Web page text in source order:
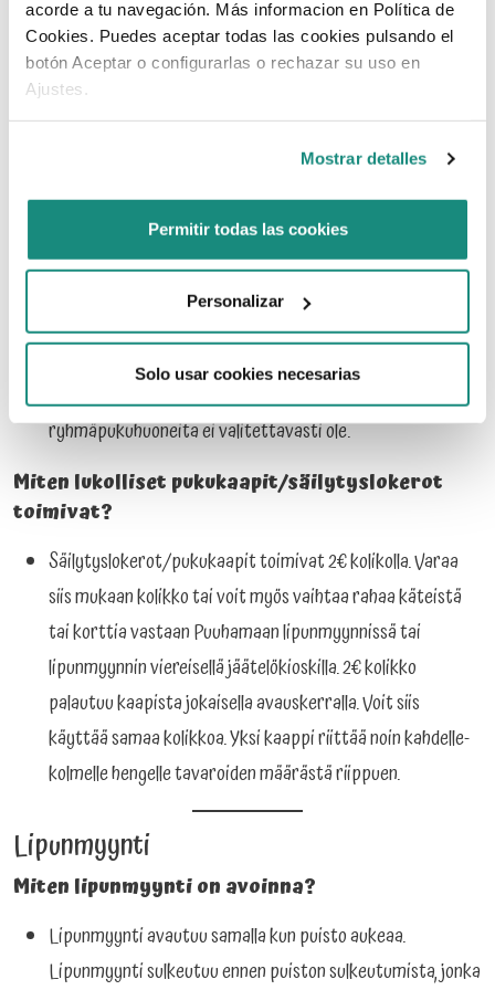
acorde a tu navegación. Más informacion en Política de
Cookies. Puedes aceptar todas las cookies pulsando el
botón Aceptar o configurarlas o rechazar su uso en
Ajustes.
Mostrar detalles
Permitir todas las cookies
Personalizar
Solo usar cookies necesarias
ja bakteerit hengitysilmaan ja leviää saunan lauteille ja
seinille. Tämän vuoksi myös uima-asun pitäminen kädessä
saunassa on epähygieenistä.
Saako lastenvaunuja tai vetokärryjä tuoda
Lastenvaunuja ja -rattaita ja vetokärryjä voi tuoda
vesipuistoon.
Minkälaiset pukuhuoneet Puuhamaassa on?
Puuhamaan vesipuistosta löytyy kaksi pukuhuonetta.
Toinen naisille ja toinen miehille. Erillisiä
ryhmäpukuhuoneita ei valitettavasti ole.
Miten lukolliset pukukaapit/säilytyslokerot
toimivat?
Säilytyslokerot/pukukaapit toimivat 2€ kolikolla. Varaa
siis mukaan kolikko tai voit myös vaihtaa rahaa käteistä
tai korttia vastaan Puuhamaan lipunmyynnissä tai
lipunmyynnin viereisellä jäätelökioskilla. 2€ kolikko
palautuu kaapista jokaisella avauskerralla. Voit siis
käyttää samaa kolikkoa. Yksi kaappi riittää noin kahdelle-
kolmelle hengelle tavaroiden määrästä riippuen.
Lipunmyynti
Miten lipunmyynti on avoinna?
Lipunmyynti avautuu samalla kun puisto aukeaa.
Lipunmyynti sulkeutuu ennen puiston sulkeutumista, jonka